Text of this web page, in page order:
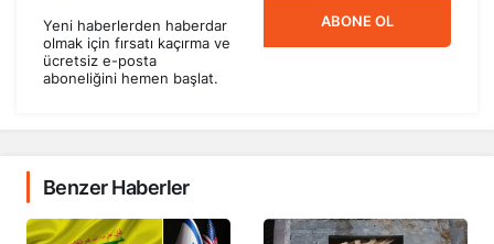
Yeni haberlerden haberdar
olmak için fırsatı kaçırma ve
ücretsiz e-posta
aboneliğini hemen başlat.
ABONE OL
Benzer Haberler